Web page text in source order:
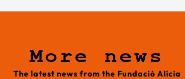
More news
The latest news from the Fundació Alícia